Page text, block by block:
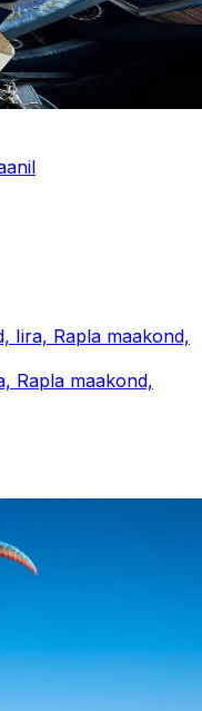
Iira, Rapla maakond,
Rapla maakond,